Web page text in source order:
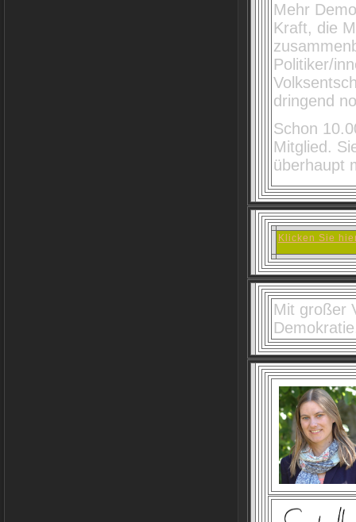
Mehr
Kraft, die
Politiker/
dringend
Schon
Mitglied.
überhaupt
Klicken Sie
Mit großer